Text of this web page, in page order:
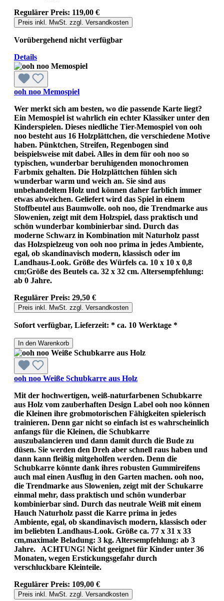
Regulärer Preis: 119,00 €
Preis inkl. MwSt. zzgl. Versandkosten
Vorübergehend nicht verfügbar
Details
ooh noo Memospiel
Wer merkt sich am besten, wo die passende Karte liegt?
Ein Memospiel ist wahrlich ein echter Klassiker unter den
Kinderspielen. Dieses niedliche Tier-Memospiel von ooh
noo besteht aus 16 Holzplättchen, die verschiedene Motive
haben. Pünktchen, Streifen, Regenbogen sind
beispielsweise mit dabei. Alles in dem für ooh noo so
typischen, wunderbar beruhigenden monochromen
Farbmix gehalten. Die Holzplättchen fühlen sich
wunderbar warm und weich an. Sie sind aus
unbehandeltem Holz und können daher farblich immer
etwas abweichen. Geliefert wird das Spiel in einem
Stoffbeutel aus Baumwolle. ooh noo, die Trendmarke aus
Slowenien, zeigt mit dem Holzspiel, dass praktisch und
schön wunderbar kombinierbar sind. Durch das
moderne Schwarz in Kombination mit Naturholz passt
das Holzspielzeug von ooh noo prima in jedes Ambiente,
egal, ob skandinavisch modern, klassisch oder im
Landhaus-Look. Größe des Würfels ca. 10 x 10 x 0,8
cm;Größe des Beutels ca. 32 x 32 cm. Altersempfehlung:
ab 0 Jahre.
Regulärer Preis: 29,50 €
Preis inkl. MwSt. zzgl. Versandkosten
Sofort verfügbar, Lieferzeit: * ca. 10 Werktage *
In den Warenkorb
ooh noo Weiße Schubkarre aus Holz
Mit der hochwertigen, weiß-naturfarbenen Schubkarre
aus Holz vom zauberhaften Design Label ooh noo können
die Kleinen ihre grobmotorischen Fähigkeiten spielerisch
trainieren. Denn gar nicht so einfach ist es wahrscheinlich
anfangs für die Kleinen, die Schubkarre
auszubalancieren und dann damit durch die Bude zu
düsen. Sie werden den Dreh aber schnell raus haben und
dann kann fleißig mitgeholfen werden. Denn die
Schubkarre könnte dank ihres robusten Gummireifens
auch mal einen Ausflug in den Garten machen. ooh noo,
die Trendmarke aus Slowenien, zeigt mit der Schukarre
einmal mehr, dass praktisch und schön wunderbar
kombinierbar sind. Durch das neutrale Weiß mit einem
Hauch Naturholz passt die Karre prima in jedes
Ambiente, egal, ob skandinavisch modern, klassisch oder
im beliebten Landhaus-Look. Größe ca. 77 x 31 x 33
cm,maximale Beladung: 3 kg. Altersempfehlung: ab 3
Jahre. ACHTUNG! Nicht geeignet für Kinder unter 36
Monaten, wegen Erstickungsgefahr durch
verschluckbare Kleinteile.
Regulärer Preis: 109,00 €
Preis inkl. MwSt. zzgl. Versandkosten